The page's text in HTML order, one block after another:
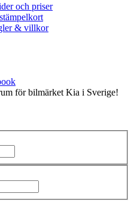
och priser
& villkor
för bilmärket Kia i Sverige!